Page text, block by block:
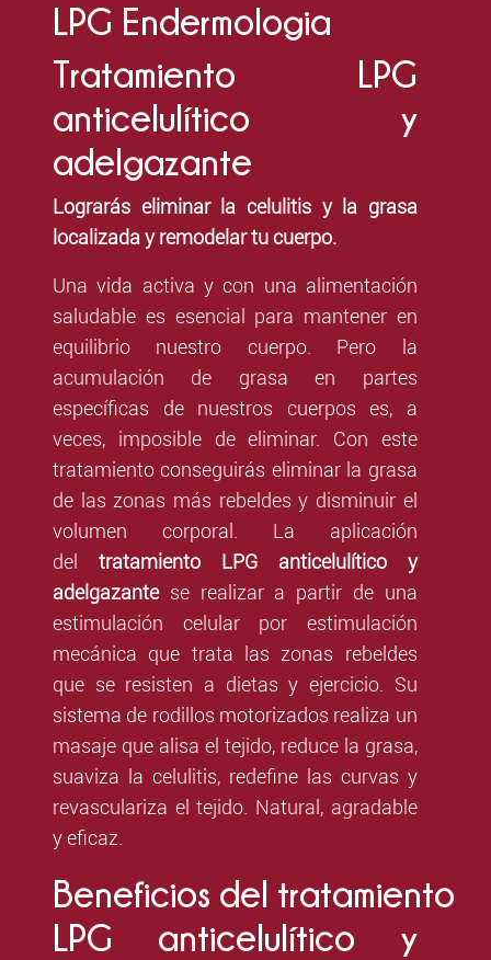
LPG Endermologia
Tratamiento LPG
anticelulítico y
adelgazante
Lograrás eliminar la celulitis y la grasa
localizada y remodelar tu cuerpo.
Una vida activa y con una alimentación
saludable es esencial para mantener en
equilibrio nuestro cuerpo. Pero la
acumulación de grasa en partes
específicas de nuestros cuerpos es, a
veces, imposible de eliminar. Con este
tratamiento conseguirás eliminar la grasa
de las zonas más rebeldes y disminuir el
volumen corporal. La aplicación
del tratamiento LPG anticelulítico y
adelgazante se realizar a partir de una
estimulación celular por estimulación
mecánica que trata las zonas rebeldes
que se resisten a dietas y ejercicio. Su
sistema de rodillos motorizados realiza un
masaje que alisa el tejido, reduce la grasa,
suaviza la celulitis, redefine las curvas y
revasculariza el tejido. Natural, agradable
y eficaz.
Beneficios del tratamiento
LPG anticelulítico y